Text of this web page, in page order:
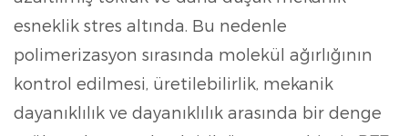
esneklik stres altında. Bu nedenle
polimerizasyon sırasında molekül ağırlığının
kontrol edilmesi, üretilebilirlik, mekanik
dayanıklılık ve dayanıklılık arasında bir denge